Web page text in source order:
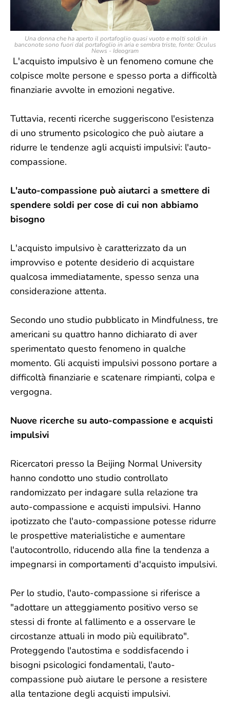
Una donna che ha aperto il portafoglio quasi vuoto e molti soldi in
banconote sono fuori dal portafoglio in aria e sembra triste, fonte: Oculus
News - Ideogram
L'acquisto impulsivo è un fenomeno comune che
colpisce molte persone e spesso porta a difficoltà
finanziarie avvolte in emozioni negative.
Tuttavia, recenti ricerche suggeriscono l'esistenza
di uno strumento psicologico che può aiutare a
ridurre le tendenze agli acquisti impulsivi: l'auto-
compassione.
L'auto-compassione può aiutarci a smettere di
spendere soldi per cose di cui non abbiamo
bisogno
L'acquisto impulsivo è caratterizzato da un
improvviso e potente desiderio di acquistare
qualcosa immediatamente, spesso senza una
considerazione attenta.
Secondo uno studio pubblicato in Mindfulness, tre
americani su quattro hanno dichiarato di aver
sperimentato questo fenomeno in qualche
momento. Gli acquisti impulsivi possono portare a
difficoltà finanziarie e scatenare rimpianti, colpa e
vergogna.
Nuove ricerche su auto-compassione e acquisti
impulsivi
Ricercatori presso la Beijing Normal University
hanno condotto uno studio controllato
randomizzato per indagare sulla relazione tra
auto-compassione e acquisti impulsivi. Hanno
ipotizzato che l'auto-compassione potesse ridurre
le prospettive materialistiche e aumentare
l'autocontrollo, riducendo alla fine la tendenza a
impegnarsi in comportamenti d'acquisto impulsivi.
Per lo studio, l'auto-compassione si riferisce a
"adottare un atteggiamento positivo verso se
stessi di fronte al fallimento e a osservare le
circostanze attuali in modo più equilibrato".
Proteggendo l'autostima e soddisfacendo i
bisogni psicologici fondamentali, l'auto-
compassione può aiutare le persone a resistere
alla tentazione degli acquisti impulsivi.